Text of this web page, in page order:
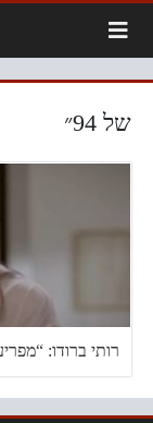
של 94״
רותי ברודו: